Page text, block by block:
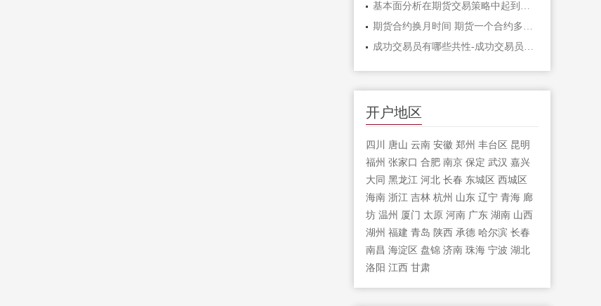
基本面分析在期货交易策略中起到什么作
开户地区
四川 唐山 云南 安徽 郑州 丰台区 昆明
福州 张家口 合肥 南京 保定 武汉 嘉兴
大同 黑龙江 河北 长春 东城区 西城区
海南 浙江 吉林 杭州 山东 辽宁 青海 廊
坊 温州 厦门 太原 河南 广东 湖南 山西
湖州 福建 青岛 陕西 承德 哈尔滨 长春
南昌 海淀区 盘锦 济南 珠海 宁波 湖北
洛阳 江西 甘肃